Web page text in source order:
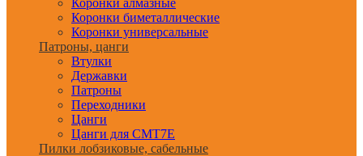
Коронки алмазные
Коронки биметаллические
Коронки универсальные
Патроны, цанги
Втулки
Державки
Патроны
Переходники
Цанги
Цанги для CMT7E
Пилки лобзиковые, сабельные